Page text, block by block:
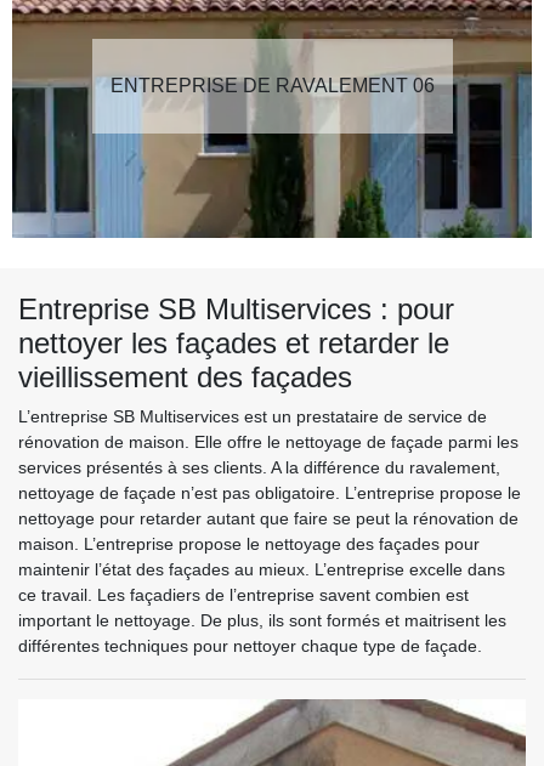
ENTREPRISE DE RAVALEMENT 06
Entreprise SB Multiservices : pour
nettoyer les façades et retarder le
vieillissement des façades
L’entreprise SB Multiservices est un prestataire de service de
rénovation de maison. Elle offre le nettoyage de façade parmi les
services présentés à ses clients. A la différence du ravalement,
nettoyage de façade n’est pas obligatoire. L’entreprise propose le
nettoyage pour retarder autant que faire se peut la rénovation de
maison. L’entreprise propose le nettoyage des façades pour
maintenir l’état des façades au mieux. L’entreprise excelle dans
ce travail. Les façadiers de l’entreprise savent combien est
important le nettoyage. De plus, ils sont formés et maitrisent les
différentes techniques pour nettoyer chaque type de façade.